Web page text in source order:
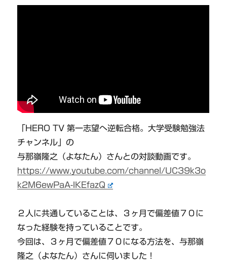
「HERO TV 第一志望へ逆転合格。大学受験勉強法
チャンネル」の
与那嶺隆之（よなたん）さんとの対談動画です。
https://www.youtube.com/channel/UC39k3o
k2M6ewPaA-IKEfazQ
２人に共通していることは、３ヶ月で偏差値７０に
なった経験を持っていることです。
今回は、３ヶ月で偏差値７０になる方法を、与那嶺
隆之（よなたん）さんに伺いました！